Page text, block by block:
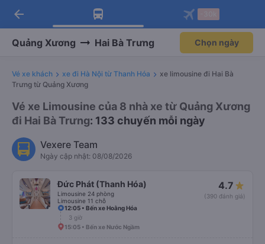
Tải app Vexere ngay!
Nhận ưu đãi thành viên độc
Mở app
Tải app Vexere
-30k/ghế khi đặt vé máy bay qua
Mở app
arrow_back
Quảng Xương Hai Bà Trưng Chọn ngày
Vé xe khách xe đi Hà Nội từ Thanh Hóa
xe limousine đi Hai Bà
Trưng từ Quảng Xương
Vé xe Limousine của 8 nhà xe từ Quảng Xương
đi Hai Bà Trưng: 133 chuyến mỗi ngày
Vexere Team
Ngày cập nhật: 08/08/2026
Đức Phát (Thanh Hóa)
Limousine 24 phòng
Limousine 11 chỗ
4.7
(390 đánh giá)
12:05 • Bến xe Hoằng Hóa
3 giờ
15:05 • Bến xe Nước Ngầm